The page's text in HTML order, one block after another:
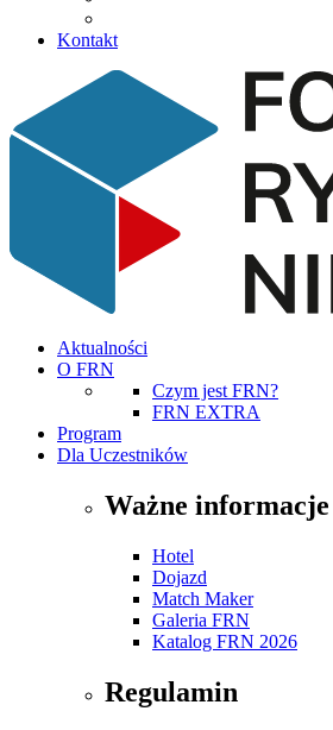
Kontakt
Aktualności
O FRN
Czym jest FRN?
FRN EXTRA
Program
Dla Uczestników
Ważne informacje
Hotel
Dojazd
Match Maker
Galeria FRN
Katalog FRN 2026
Regulamin